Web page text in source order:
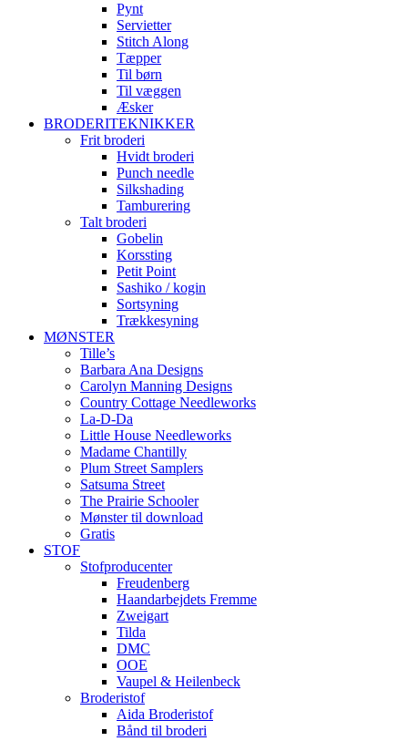
Pynt
Servietter
Stitch Along
Tæpper
Til børn
Til væggen
Æsker
BRODERITEKNIKKER
Frit broderi
Hvidt broderi
Punch needle
Silkshading
Tamburering
Talt broderi
Gobelin
Korssting
Petit Point
Sashiko / kogin
Sortsyning
Trækkesyning
MØNSTER
Tille’s
Barbara Ana Designs
Carolyn Manning Designs
Country Cottage Needleworks
La-D-Da
Little House Needleworks
Madame Chantilly
Plum Street Samplers
Satsuma Street
The Prairie Schooler
Mønster til download
Gratis
STOF
Stofproducenter
Freudenberg
Haandarbejdets Fremme
Zweigart
Tilda
DMC
OOE
Vaupel & Heilenbeck
Broderistof
Aida Broderistof
Bånd til broderi